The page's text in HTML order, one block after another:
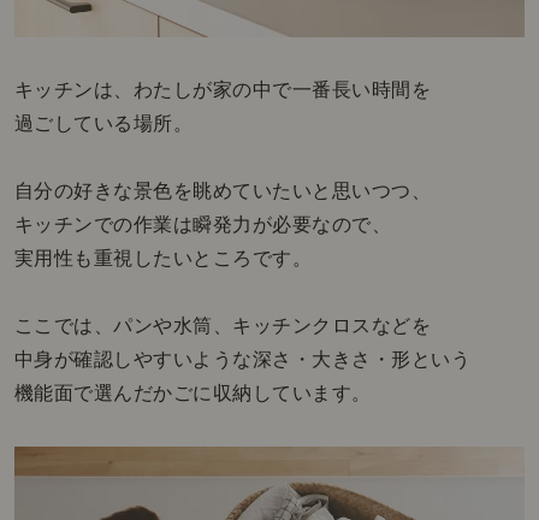
キッチンは、わたしが家の中で一番長い時間を
過ごしている場所。
自分の好きな景色を眺めていたいと思いつつ、
キッチンでの作業は瞬発力が必要なので、
実用性も重視したいところです。
ここでは、パンや水筒、キッチンクロスなどを
中身が確認しやすいような深さ・大きさ・形という
機能面で選んだかごに収納しています。